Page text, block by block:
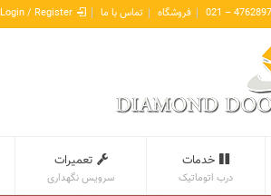
47628979 – فروشگاه تماس با ما Login / Register
خدمات
درب اتوماتیک
تعمیرات
سرویس نگهداری